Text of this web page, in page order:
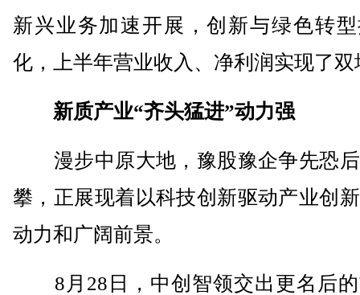
新兴业务加速开展，创新与绿色转
化，上半年营业收入、净利润实现了双
新质产业“齐头猛进”动力强
漫步中原大地，豫股豫企争先恐
攀，正展现着以科技创新驱动产业创
动力和广阔前景。
8月28日，中创智领交出更名后的